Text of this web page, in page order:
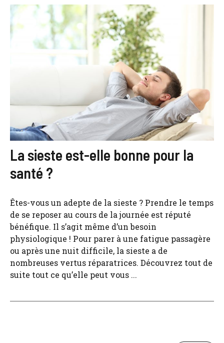
La sieste est-elle bonne pour la
santé ?
Êtes-vous un adepte de la sieste ? Prendre le temps
de se reposer au cours de la journée est réputé
bénéfique. Il s’agit même d’un besoin
physiologique ! Pour parer à une fatigue passagère
ou après une nuit difficile, la sieste a de
nombreuses vertus réparatrices. Découvrez tout de
suite tout ce qu’elle peut vous ...